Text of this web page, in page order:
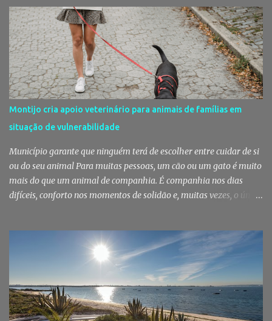
fruta, das ervas e do pão acabado de cozer. Há 150 anos que esta
rotina se repete no Mercado do Livramento, um espaço que
continua a ser muito mais do que um mercado: é um dos maiores
símbolos da identidade setubalense. Mercado celebrou 150 anos
no último dia de Julho Foi considerado pela revista norte-
americana USA Today um dos melhores mercados de peixe do
mundo. Mas, para os setubalenses, o Mercado do Livramento vale
muito mais do que qualquer distinção internacional. O Mercado do
Livramento assinalou, no dia 31 de Julho, os 150 anos de existência
com uma cerimónia comemorativa na qual a Câmara Municipal
de Setúbal desta...
Montijo cria apoio veterinário para animais de famílias em
situação de vulnerabilidade
Município garante que ninguém terá de escolher entre cuidar de si
ou do seu animal Para muitas pessoas, um cão ou um gato é muito
mais do que um animal de companhia. É companhia nos dias
difíceis, conforto nos momentos de solidão e, muitas vezes, o único
garantir cuidados básicos de saúde aos animais pertencentes a
utentes do Centro de Acolhimento de Emergência Social,
reforçando simultaneamente a proteção animal e o apoio às
pessoas em situação de maior vulnerabilidade. Cuidados de saúde
a animais de companhia de utentes do CAES A Câmara Municipal
do Montijo aprovou, por unanimidade, na reunião de 22 de Julho,